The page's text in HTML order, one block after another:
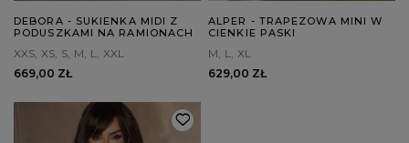
DEBORA - SUKIENKA MIDI Z
PODUSZKAMI NA RAMIONACH
XXS XS S M L
XXL
669,00 ZŁ
ALPER - TRAPEZOWA MINI W
CIENKIE PASKI
M L
XL
629,00 ZŁ